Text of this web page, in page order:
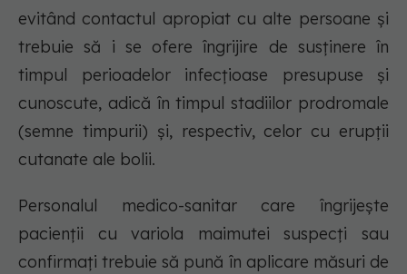
evitând contactul apropiat cu alte persoane și
trebuie să i se ofere îngrijire de susținere în
timpul perioadelor infecțioase presupuse și
cunoscute, adică în timpul stadiilor prodromale
(semne timpurii) și, respectiv, celor cu erupții
cutanate ale bolii.
Personalul medico-sanitar care îngrijește
pacienții cu variola maimutei suspecți sau
confirmați trebuie să pună în aplicare măsuri de